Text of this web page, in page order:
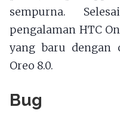
sempurna.
pengalaman HTC
yang baru dengan
Oreo 8.0.
Bug